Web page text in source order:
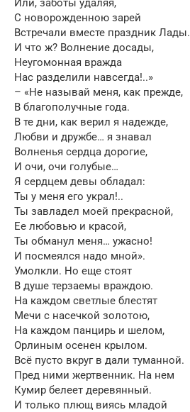
Или, заботы удаляя,
С новорожденною зарей
Встречали вместе праздник Лады.
И что ж? Волнение досады,
Неугомонная вражда
Нас разделили навсегда!..»
– «Не называй меня, как прежде,
В благополучные года.
В те дни, как верил я надежде,
Любви и дружбе… я знавал
Волненья сердца дорогие,
И очи, очи голубые…
Я сердцем девы обладал:
Ты у меня его украл!..
Ты завладел моей прекрасной,
Ее любовью и красой,
Ты обманул меня… ужасно!
И посмеялся надо мной».
Умолкли. Но еще стоят
В душе терзаемы враждою.
На каждом светлые блестят
Мечи с насечкой золотою,
На каждом панцирь и шелом,
Орлиным осенен крылом.
Всё пусто вкруг в дали туманной.
Пред ними жертвенник. На нем
Кумир белеет деревянный.
И только плющ виясь младой